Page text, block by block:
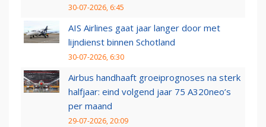
30-07-2026, 6:45
AIS Airlines gaat jaar langer door met
lijndienst binnen Schotland
30-07-2026, 6:30
Airbus handhaaft groeiprognoses na sterk
halfjaar: eind volgend jaar 75 A320neo’s
per maand
29-07-2026, 20:09